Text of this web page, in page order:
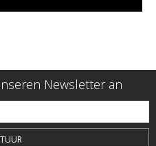
Newsletter an